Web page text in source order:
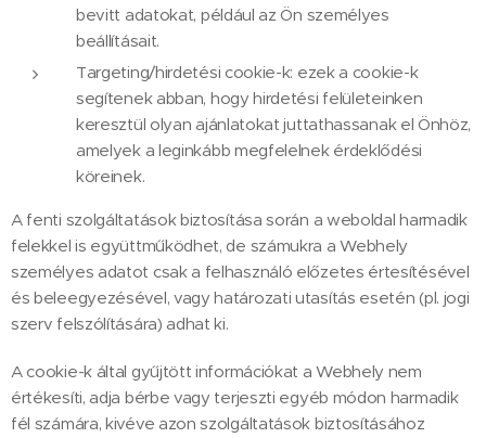
bevitt adatokat, például az Ön személyes
beállításait.
Targeting/hirdetési cookie-k: ezek a cookie-k
segítenek abban, hogy hirdetési felületeinken
keresztül olyan ajánlatokat juttathassanak el Önhöz,
amelyek a leginkább megfelelnek érdeklődési
köreinek.
A fenti szolgáltatások biztosítása során a weboldal harmadik
felekkel is együttműködhet, de számukra a Webhely
személyes adatot csak a felhasználó előzetes értesítésével
és beleegyezésével, vagy határozati utasítás esetén (pl. jogi
szerv felszólítására) adhat ki.
A cookie-k által gyűjtött információkat a Webhely nem
értékesíti, adja bérbe vagy terjeszti egyéb módon harmadik
fél számára, kivéve azon szolgáltatások biztosításához